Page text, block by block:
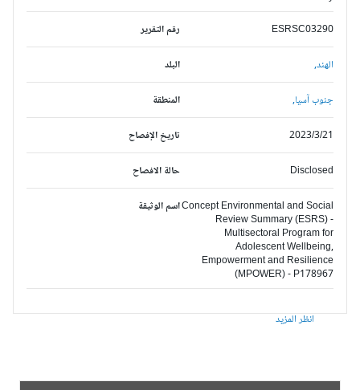
رقم التقرير
ESRSC03290
البلد الهند,
المنطقة جنوب آسيا,
تاريخ الإفصاح 2023/3/21
حالة الافصاح Disclosed
اسم الوثيقةConcept Environmental and Social
Review Summary (ESRS) -
Multisectoral Program for
Adolescent Wellbeing,
Empowerment and Resilience
(MPOWER) - P178967
انظر المزيد